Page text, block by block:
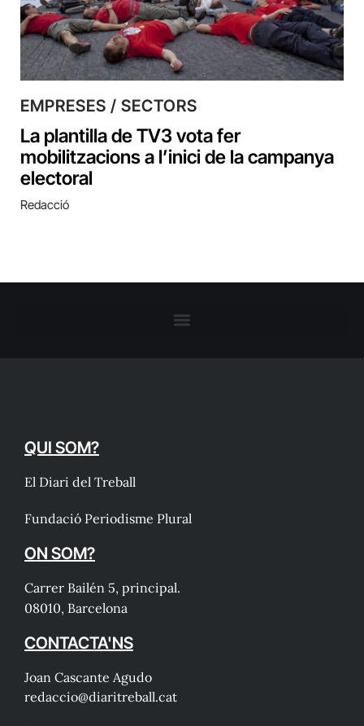
EMPRESES / SECTORS
La plantilla de TV3 vota fer
mobilitzacions a l’inici de la campanya
electoral
Redacció
QUI SOM?
El Diari del Treball
Fundació Periodisme Plural
ON SOM?
Carrer Bailén 5, principal.
08010, Barcelona
CONTACTA'NS
Joan Cascante Agudo
redaccio@diaritreball.cat